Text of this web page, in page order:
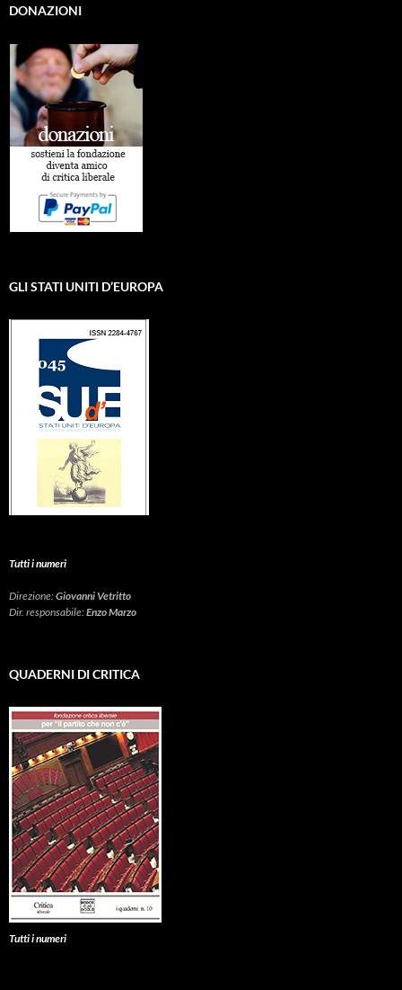
DONAZIONI
GLI STATI UNITI D’EUROPA
Tutti i numeri
Direzione:Giovanni Vetritto
Dir. responsabile:Enzo Marzo
QUADERNI DI CRITICA
Tutti i numeri